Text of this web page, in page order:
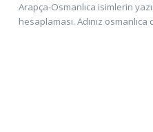
Arapça-Osmanlıca isimlerin
hesaplaması. Adınız osmanlıca